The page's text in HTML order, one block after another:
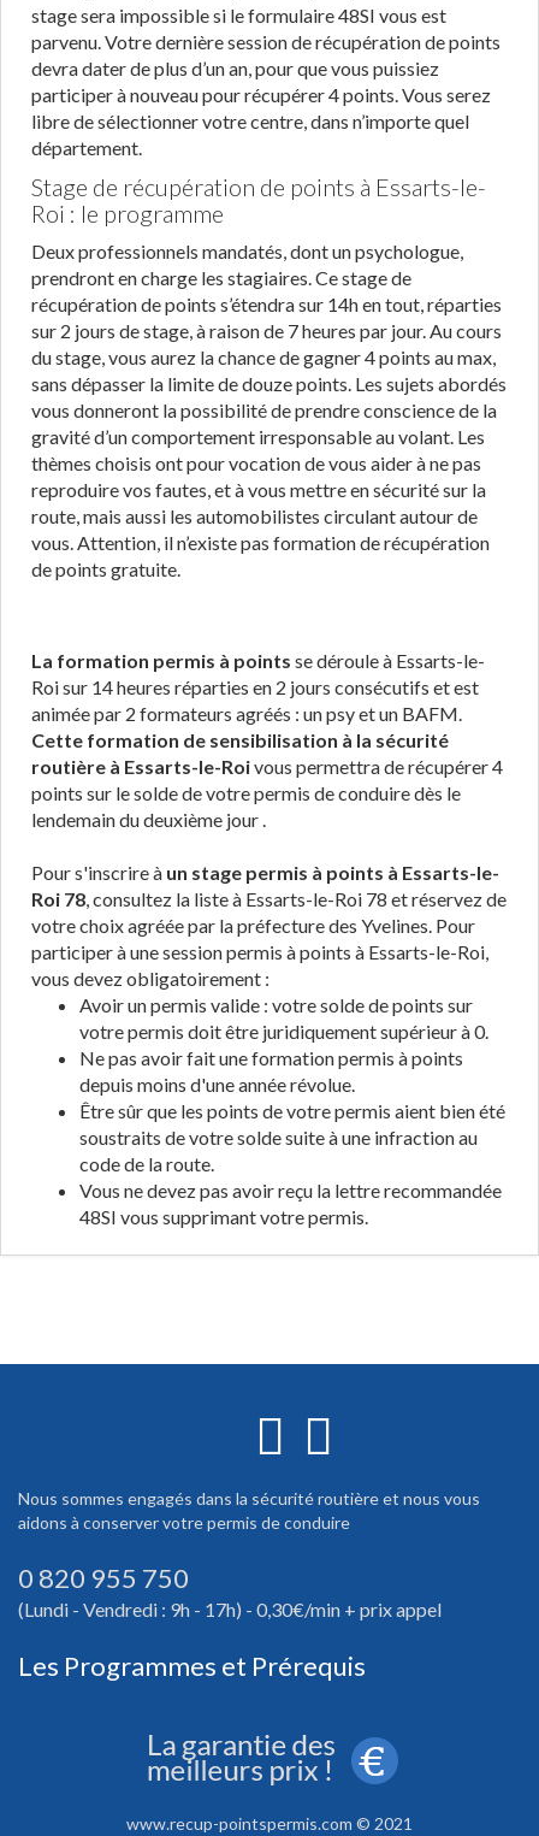
stage sera impossible si le formulaire 48SI vous est
parvenu. Votre dernière session de récupération de points
devra dater de plus d’un an, pour que vous puissiez
participer à nouveau pour récupérer 4 points. Vous serez
libre de sélectionner votre centre, dans n’importe quel
département.
Stage de récupération de points à Essarts-le-
Roi : le programme
Deux professionnels mandatés, dont un psychologue,
prendront en charge les stagiaires. Ce stage de
récupération de points s’étendra sur 14h en tout, réparties
sur 2 jours de stage, à raison de 7 heures par jour. Au cours
du stage, vous aurez la chance de gagner 4 points au max,
sans dépasser la limite de douze points. Les sujets abordés
vous donneront la possibilité de prendre conscience de la
gravité d’un comportement irresponsable au volant. Les
thèmes choisis ont pour vocation de vous aider à ne pas
reproduire vos fautes, et à vous mettre en sécurité sur la
route, mais aussi les automobilistes circulant autour de
vous. Attention, il n’existe pas formation de récupération
de points gratuite.
La formation permis à points se déroule à Essarts-le-
Roi sur 14 heures réparties en 2 jours consécutifs et est
animée par 2 formateurs agréés : un psy et un BAFM.
Cette formation de sensibilisation à la sécurité
routière à Essarts-le-Roivous permettra de récupérer 4
points sur le solde de votre permis de conduire dès le
lendemain du deuxième jour .
Pour s'inscrire à un stage permis à points à Essarts-le-
Roi 78, consultez la liste à Essarts-le-Roi 78 et réservez de
votre choix agréée par la préfecture des Yvelines. Pour
participer à une session permis à points à Essarts-le-Roi,
vous devez obligatoirement :
Avoir un permis valide : votre solde de points sur
votre permis doit être juridiquement supérieur à 0.
Ne pas avoir fait une formation permis à points
depuis moins d'une année révolue.
Être sûr que les points de votre permis aient bien été
soustraits de votre solde suite à une infraction au
code de la route.
Vous ne devez pas avoir reçu la lettre recommandée
48SI vous supprimant votre permis.
Nous sommes engagés dans la sécurité routière et nous vous
aidons à conserver votre permis de conduire
0 820 955 750
(Lundi - Vendredi : 9h - 17h) - 0,30€/min + prix appel
Les Programmes et Prérequis
www.recup-pointspermis.com © 2021